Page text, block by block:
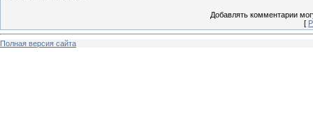
Добавлять комментарии
[
Полная версия сайта